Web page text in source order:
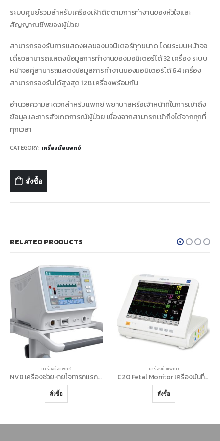
ระบบศูนย์รวมสำหรับเครื่องเฝ้าติดตามการทำงานของหัวใจและ
สัญญาณชีพของผู้ป่วย
สามารถรองรับการแสดงผลของมอนิเตอร์ทุกขนาด โดยระบบหน้าจอ
เดี่ยวสามารถแสดงข้อมูลการทำงานของมอนิเตอร์ได้ 32 เครื่อง ระบบ
หน้าจอคู่สามารถแสดงข้อมูลการทำงานของมอนิเตอร์ได้ 64 เครื่อง
สามารถรองรับได้สูงสุด 128 เครื่องพร้อมกัน
อำนวยความสะดวกสำหรับแพทย์ พยาบาลหรือเจ้าหน้าที่ในการเข้าถึง
ข้อมูลและการสังเกตการณ์ผู้ป่วย เนื่องจากสามารถเข้าถึงได้จากทุกที่
ทุกเวลา
CATEGORY: เครื่องมือแพทย์
สั่งซื้อ
RELATED PRODUCTS
เครื่องมือแพทย์
NV8 เครื่องช่วยหายใจทารกแรกเกิด
สั่งซื้อ
เครื่องมือแพทย์
C20 Fetal Monitor เครื่องบันทึกการบีบตัวของมดลูก และอัตราการเต้นของหัวใจทารกในครรภ์
สั่งซื้อ